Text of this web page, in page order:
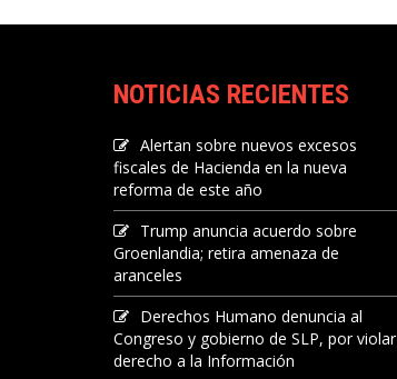
NOTICIAS RECIENTES
Alertan sobre nuevos excesos
fiscales de Hacienda en la nueva
reforma de este año
Trump anuncia acuerdo sobre
Groenlandia; retira amenaza de
aranceles
Derechos Humano denuncia al
Congreso y gobierno de SLP, por violar
derecho a la Información